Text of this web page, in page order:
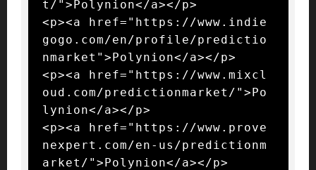
t/">Polynion</a></p>
<p><a href="https://www.indie
gogo.com/en/profile/predictio
nmarket">Polynion</a></p>
<p><a href="https://www.mixcl
oud.com/predictionmarket/">Po
lynion</a></p>
<p><a href="https://www.prove
nexpert.com/en-us/predictionm
arket/">Polynion</a></p>